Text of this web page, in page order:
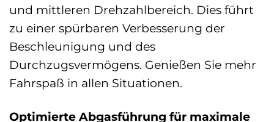
und mittleren Drehzahlbereich. Dies führt
zu einer spürbaren Verbesserung der
Beschleunigung und des
Durchzugsvermögens. Genießen Sie mehr
Fahrspaß in allen Situationen.
Optimierte Abgasführung für maximale